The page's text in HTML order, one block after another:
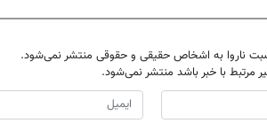
ناروا به اشخاص حقیقی و حقوقی منتشر نمی‌شود.
مرتبط با خبر باشد منتشر نمی‌شود.